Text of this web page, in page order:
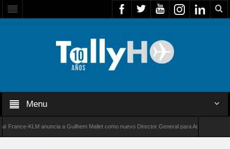
Menu
KLM anuncia a Guilhem Mallet como nuevo Director General para América Latina